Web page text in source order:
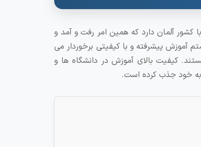
آلمان دارد که همین امر رفت و آمد و
آموزش پیشرفته و با کیفیتی برخوردار می
کیفیت بالای آموزش در دانشگاه ها و
به خود جذب کرده است.